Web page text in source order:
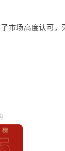
市场高度认可